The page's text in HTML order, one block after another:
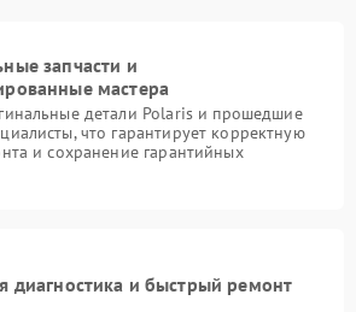
запчасти и
мастера
детали Polaris и прошедшие
что гарантирует корректную
и сохранение гарантийных
диагностика и быстрый ремонт